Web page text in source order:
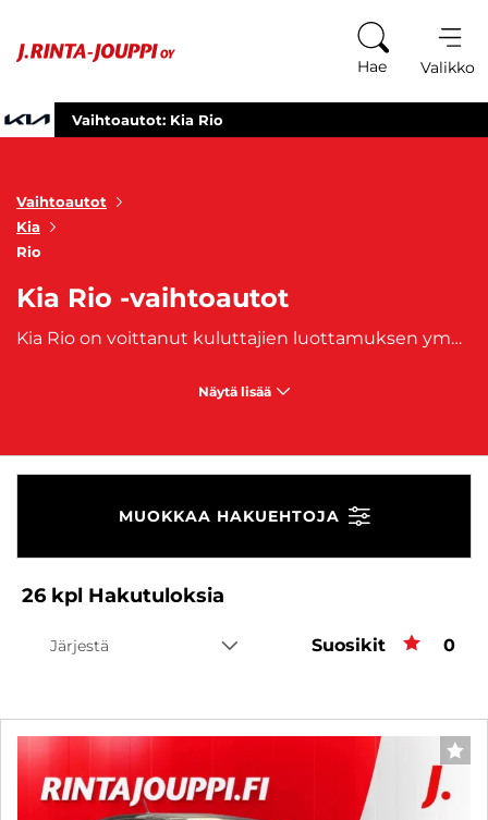
Hae Valikko
Vaihtoautot: Kia Rio
Vaihtoautot
Kia
Rio
Kia Rio -vaihtoautot
Kia Rio on voittanut kuluttajien luottamuksen ympäri maailmaa. Sen luotettavuus ja tyylikäs muotoilu ovat tehneet siitä suositun vaihtoauton sekä uusien autojen ostajien keskuudessa. Kia Rio vaihtoautoilla on paljon tarjottavaa niille, jotka arvostavat kompaktin auton etuja ilman suurta kompromissia laadusta.Kia Rio vaihtoautot ovat täydellisiä valintoja niille, jotka etsivät kompaktia kaupunkiautoa, joka on helppo pysäköidä ja ketterä liikenteessä. Kia Rio on myös mainio valinta nuorille kuljettajille ja ensimmäistä autoaan etsiville, sillä sen helppo käsiteltävyys tekee siitä turvallisen vaihtoehdon.
Näytä lisää
MUOKKAA HAKUEHTOJA
26 kpl Hakutuloksia
Järjestä Suosikit 0